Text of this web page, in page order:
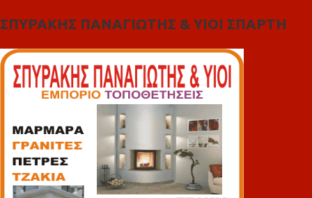
ΣΠΥΡΑΚΗΣ ΠΑΝΑΓΙΩΤΗΣ & YIOI ΣΠΑΡΤΗ